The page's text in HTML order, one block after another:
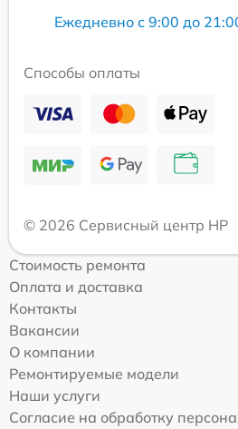
Ежедневно с 9:00 до
Способы оплаты
© 2026 Сервисный центр HP
Стоимость ремонта
Оплата и доставка
Контакты
Вакансии
О компании
Ремонтируемые модели
Наши услуги
Согласие на обработку